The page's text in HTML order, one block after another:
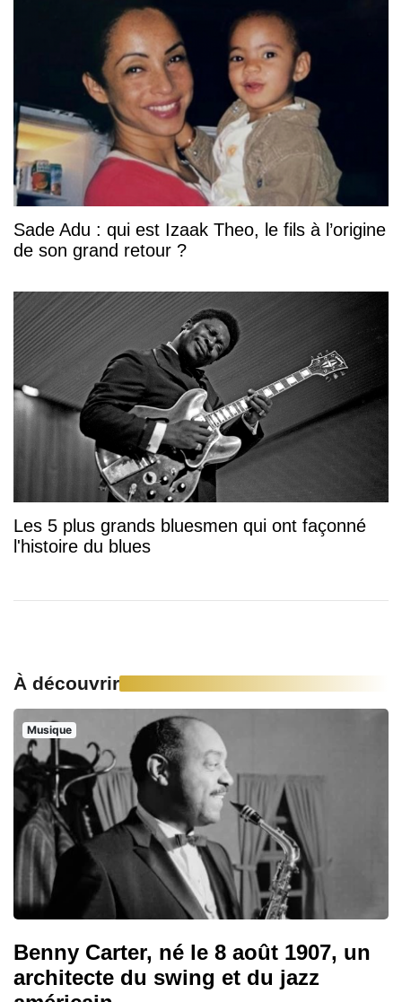
Sade Adu : qui est Izaak Theo, le fils à l’origine
de son grand retour ?
Les 5 plus grands bluesmen qui ont façonné
l'histoire du blues
À découvrir
Musique
Benny Carter, né le 8 août 1907, un
architecte du swing et du jazz